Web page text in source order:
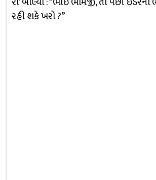
રહી શકે ખરો ?”